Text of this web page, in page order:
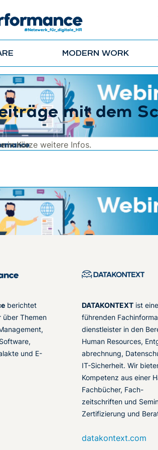
MODERN WORK
mit dem
in Kürze weitere Infos.
berichtet
über Themen
und E-
DATAKONTEXT ist
führenden
dienstleister in den
Human Resources,
abrechnung,
IT-Sicherheit. Wir
Kompetenz aus einer
Fachbücher, Fach-
zeitschriften und
Zertifizierung und
datakontext.com